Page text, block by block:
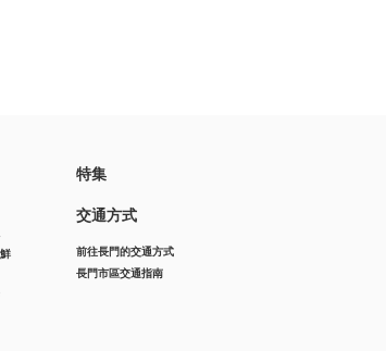
特集
交通方式
前往長門的交通方式
長門市區交通指南